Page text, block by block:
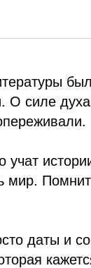
О силе
учат
мир.
даты и